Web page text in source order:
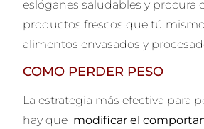
eslóganes saludables y procura
productos frescos que tú
alimentos envasados y
COMO PERDER PESO
La estrategia más efectiva para
hay que modificar el